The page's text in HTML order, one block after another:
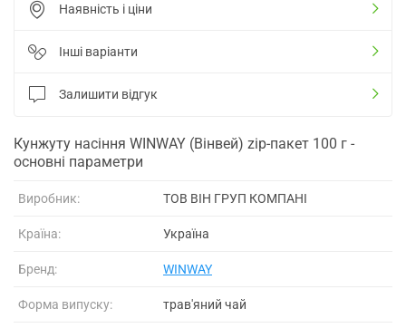
Наявність і ціни
Інші варіанти
Залишити відгук
Кунжуту насіння WINWAY (Вінвей) zip-пакет 100 г -
основні параметри
Виробник: ТОВ ВІН ГРУП КОМПАНІ
Країна: Україна
Бренд: WINWAY
Форма випуску: трав'яний чай